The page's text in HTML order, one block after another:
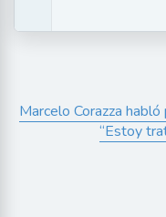
Marcelo Corazza
“Estoy